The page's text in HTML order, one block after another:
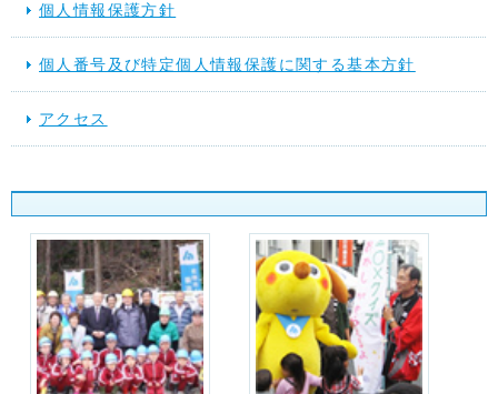
個人情報保護方針
個人番号及び特定個人情報保護に関する基本方針
アクセス